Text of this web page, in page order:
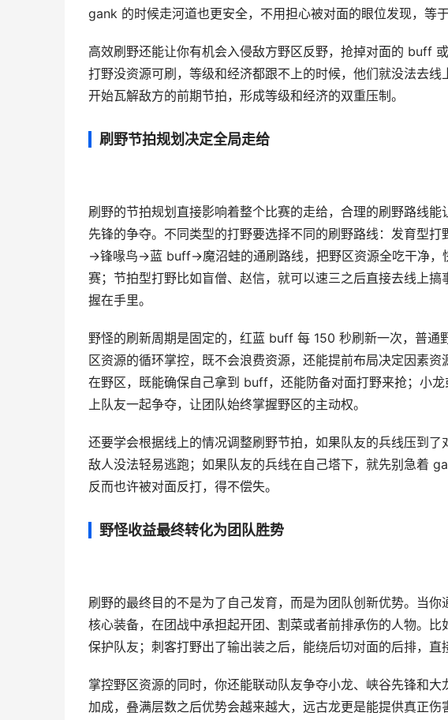
gank 的时候走河道也更安全，不用担心被对面的眼位发现，等
高效刷野还能让你有机会入侵敌方野区反野，抢掉对面的 buff
打野没资源可刷，等级和经济都跟不上的时候，他们就没法去
开始瓦解敌方的前期节拍，形成等级和经济的双重压制。
刷野节拍规划决定全局走给
刷野的节拍规划直接影响着整个比赛的走给，合理的刷野路线
先锋的争夺。不同类型的打野要选择不同的刷野路线：发育型
→锋喙鸟→蓝 buff→魔沼蛙的通刷路线，把野区资源全吃干净，
赛；节拍型打野比如盲僧、赵信，就可以速三之后直接去线上
握在手里。
野怪的刷新周期是固定的，红蓝 buff 每 150 秒刷新一次，普
区资源的循环掌控，既不会浪费资源，还能提前布局决定因素
在野区，既能确保自己拿到 buff，还能防备对面打野来抢；小
上队友一起争夺，让团队始终掌握野区的主动权。
还要学会根据线上的情况调整刷野节拍，如果队友的兵线压到
敌人没法轻易逃跑；如果队友的兵线在自己塔下，就先别急着
反而也许被对面反打，得不偿失。
野怪收益最终转化为团队胜势
刷野的最终目的不是为了自己发育，而是为团队创新优势。当
核心装备，在团战中承担起开团、割菜或者前排承伤的人物。比
保护队友；刺客打野出了输出装之后，能绕后切对面的后排，直
掌控野区资源的同时，你还能联动队友争夺小龙、峡谷先锋和
加成，叠满层数之后优势会越来越大，远古龙更是能提供真正